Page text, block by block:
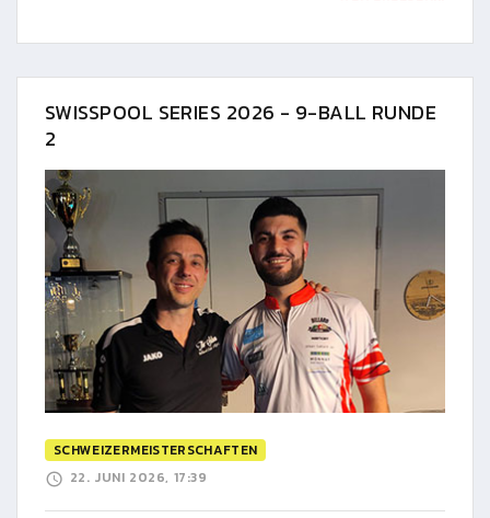
SWISSPOOL SERIES 2026 - 9-BALL RUNDE
2
SCHWEIZERMEISTERSCHAFTEN
22. JUNI 2026, 17:39